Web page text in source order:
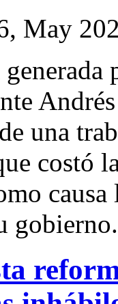
May
una
costó
causa
gobierno.